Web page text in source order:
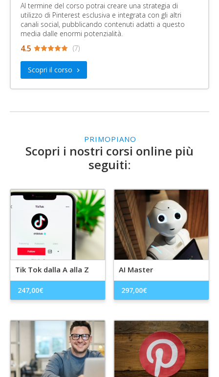
Al termine del corso potrai creare una strategia di
utilizzo di Pinterest esclusiva e integrata con gli altri
canali social, pubblicando contenuti adatti a questo
media dalle enormi potenzialità.
4.5 (7)
Scopri il corso >
PRIMOPIANO
Scopri i nostri corsi online più
seguiti:
Tik Tok dalla A alla Z
247,00€
AI Master
297,00€